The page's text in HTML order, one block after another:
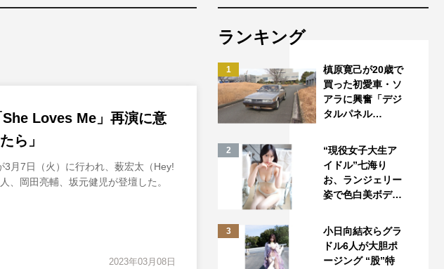
Loves Me」再演に意
ら」
月7日（火）に行われ、薮宏太（Hey!
、岡田亮輔、坂元健児が登壇した。
2023年03月08日
ランキング
1
槙原寛己が20歳で
買った初愛車・ソ
アラに興奮「デジ
タルパネル…
2
“現役女子大生ア
イドル”七海り
お、ランジェリー
姿で色白美ボデ…
3
小日向結衣らグラ
ドル6人が大胆ポ
ージング “股”特